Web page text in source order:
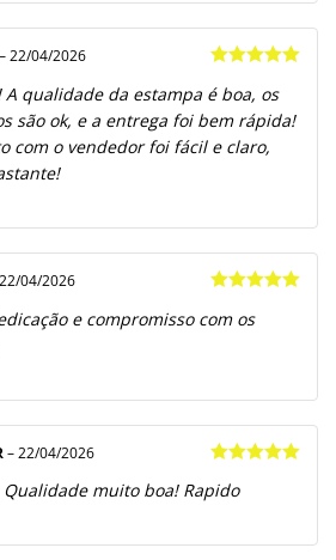
de 5
– 22/04/2026
A qualidade da estampa é boa, os
são ok, e a entrega foi bem rápida!
com o vendedor foi fácil e claro,
de 5
22/04/2026
e compromisso com os
de 5
– 22/04/2026
Qualidade muito boa! Rapido